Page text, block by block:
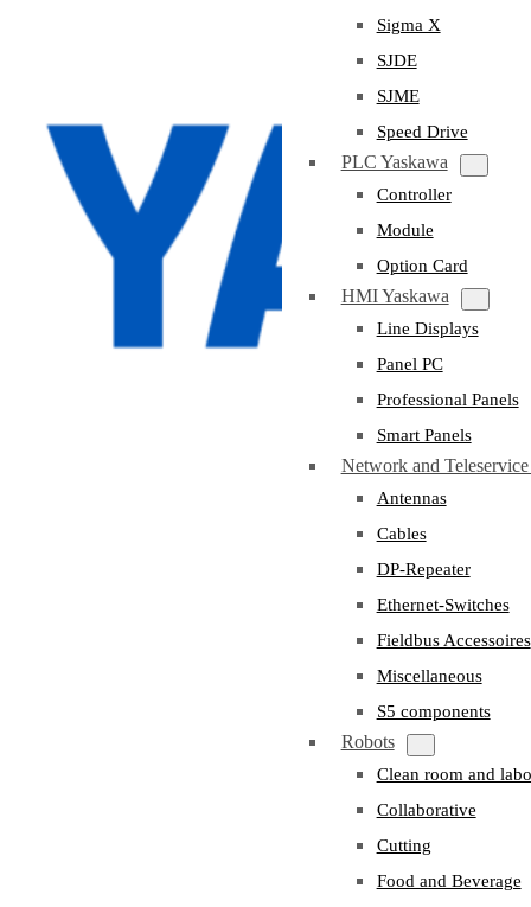
Sigma X
SJDE
SJME
Speed Drive
PLC Yaskawa
Controller
Module
Option Card
HMI Yaskawa
Line Displays
Panel PC
Professional Panels
Smart Panels
Network and
Antennas
Cables
DP-Repeater
Ethernet-Switches
Fieldbus Accessoires
Miscellaneous
S5 components
Robots
Clean room and
Collaborative
Cutting
Food and Beverage